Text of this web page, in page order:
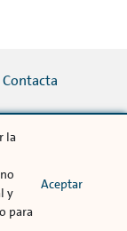
la
y
para
Aceptar
Contacta
Volkswagen Bank
(Madrid),
184, hoja M-
- CIF